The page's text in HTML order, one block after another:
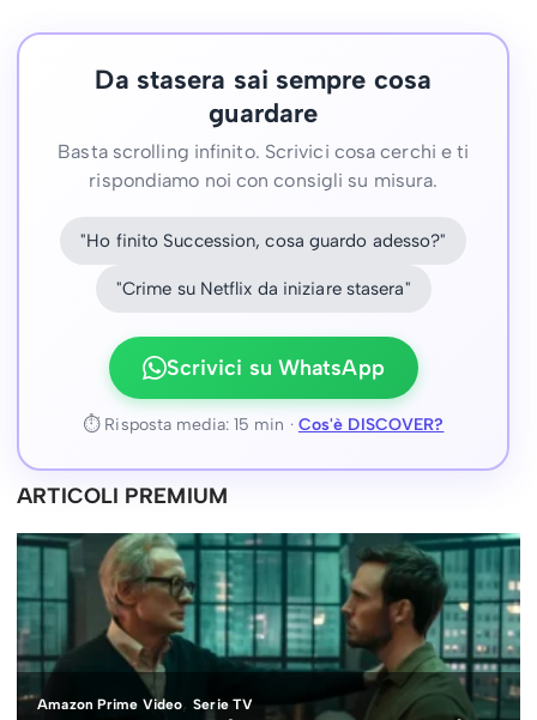
Da stasera sai sempre cosa
guardare
Basta scrolling infinito. Scrivici cosa cerchi e ti
rispondiamo noi con consigli su misura.
"Ho finito Succession, cosa guardo adesso?"
"Crime su Netflix da iniziare stasera"
Scrivici su WhatsApp
⏱ Risposta media: 15 min · Cos'è DISCOVER?
ARTICOLI PREMIUM